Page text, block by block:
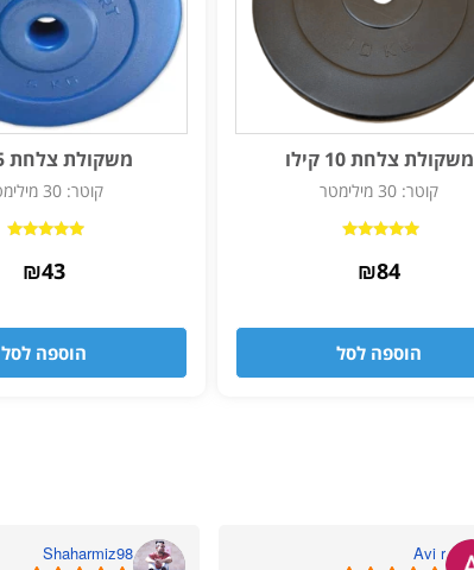
משקולת צלחת 10 קילו
קוטר: 30 מילימטר
5.00
מתוך 5
₪84
הוספה לסל
משקולת צלחת 5 קילו
קוטר: 30 מילימטר
5.00
מתוך 5
₪43
הוספה לסל
Avi r
Shaharmiz98